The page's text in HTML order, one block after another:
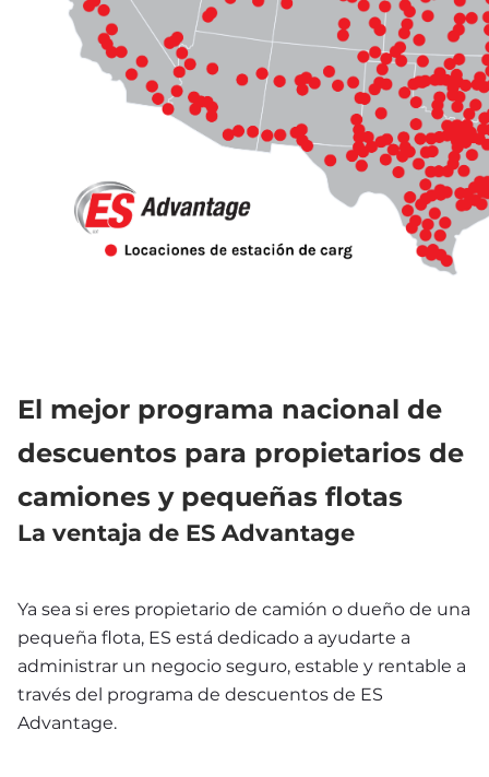
El mejor programa nacional de
descuentos para propietarios de
camiones y pequeñas flotas
La ventaja de ES Advantage
Ya sea si eres propietario de camión o dueño de una
pequeña flota, ES está dedicado a ayudarte a
administrar un negocio seguro, estable y rentable a
través del programa de descuentos de ES
Advantage.